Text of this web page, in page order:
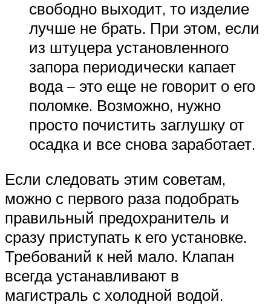
свободно выходит, то изделие
лучше не брать. При этом, если
из штуцера установленного
запора периодически капает
вода – это еще не говорит о его
поломке. Возможно, нужно
просто почистить заглушку от
осадка и все снова заработает.
Если следовать этим советам,
можно с первого раза подобрать
правильный предохранитель и
сразу приступать к его установке.
Требований к ней мало. Клапан
всегда устанавливают в
магистраль с холодной водой.